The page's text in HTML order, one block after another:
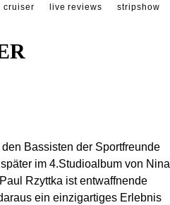
cruiser live reviews stripshow
Bassisten der Sportfreunde
im 4.Studioalbum von Nina
Rzyttka ist entwaffnende
ein einzigartiges Erlebnis